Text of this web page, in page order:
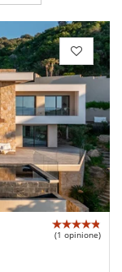
(1 opinione)